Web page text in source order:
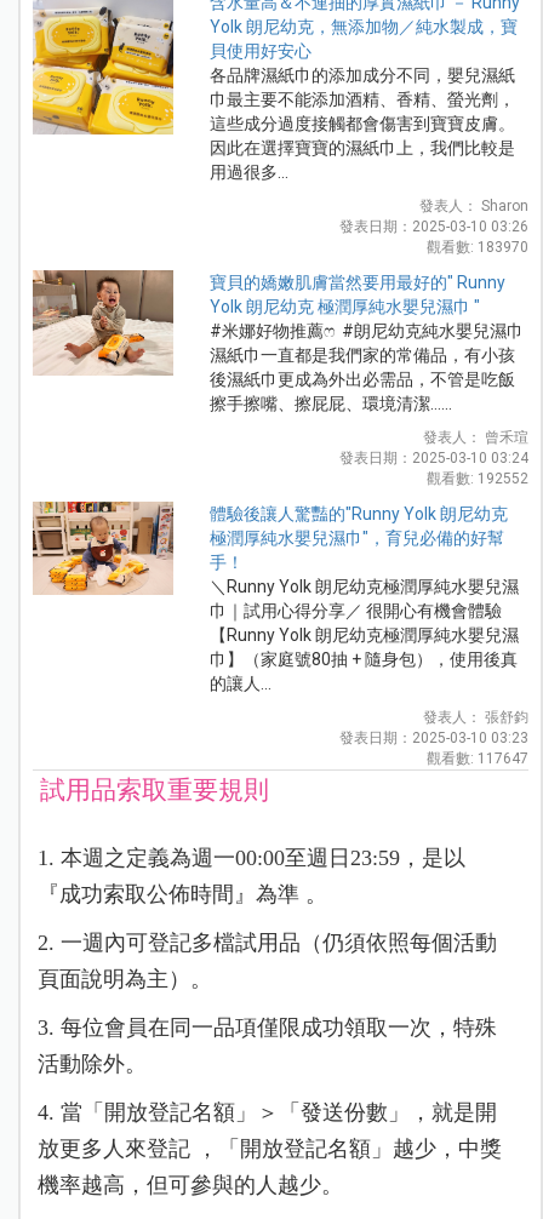
Yolk 朗尼幼克，無添加物／純水製成，寶
貝使用好安心
各品牌濕紙巾的添加成分不同，嬰兒濕紙
巾最主要不能添加酒精、香精、螢光劑，
這些成分過度接觸都會傷害到寶寶皮膚。
因此在選擇寶寶的濕紙巾上，我們比較是
用過很多...
發表人： Sharon
發表日期：2025-03-10 03:26
觀看數: 183970
寶貝的嬌嫩肌膚當然要用最好的" Runny
Yolk 朗尼幼克 極潤厚純水嬰兒濕巾 "
#米娜好物推薦ෆ #朗尼幼克純水嬰兒濕巾
濕紙巾一直都是我們家的常備品，有小孩
後濕紙巾更成為外出必需品，不管是吃飯
擦手擦嘴、擦屁屁、環境清潔…...
發表人： 曾禾瑄
發表日期：2025-03-10 03:24
觀看數: 192552
體驗後讓人驚豔的"Runny Yolk 朗尼幼克
極潤厚純水嬰兒濕巾"，育兒必備的好幫
手！
＼Runny Yolk 朗尼幼克極潤厚純水嬰兒濕
巾｜試用心得分享／ 很開心有機會體驗
【Runny Yolk 朗尼幼克極潤厚純水嬰兒濕
巾】（家庭號80抽 + 隨身包），使用後真
的讓人...
發表人： 張舒鈞
發表日期：2025-03-10 03:23
觀看數: 117647
試用品索取重要規則
1. 本週之定義為週一00:00至週日23:59，是以
『成功索取公佈時間』為準 。
2. 一週內可登記多檔試用品（仍須依照每個活動
頁面說明為主）。
3. 每位會員在同一品項僅限成功領取一次，特殊
活動除外。
4. 當「開放登記名額」＞「發送份數」，就是開
放更多人來登記 ，「開放登記名額」越少，中獎
機率越高，但可參與的人越少。